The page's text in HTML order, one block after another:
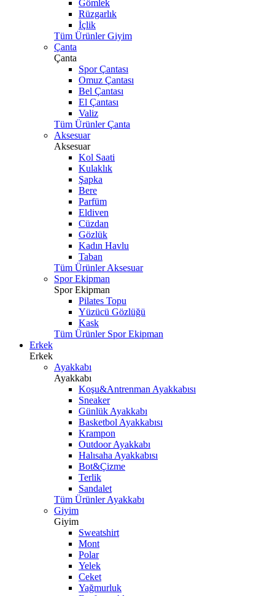
Gömlek
Rüzgarlık
İçlik
Tüm Ürünler Giyim
Çanta
Çanta
Spor Çantası
Omuz Çantası
Bel Çantası
El Çantası
Valiz
Tüm Ürünler Çanta
Aksesuar
Aksesuar
Kol Saati
Kulaklık
Şapka
Bere
Parfüm
Eldiven
Cüzdan
Gözlük
Kadın Havlu
Taban
Tüm Ürünler Aksesuar
Spor Ekipman
Spor Ekipman
Pilates Topu
Yüzücü Gözlüğü
Kask
Tüm Ürünler Spor Ekipman
Erkek
Erkek
Ayakkabı
Ayakkabı
Koşu&Antrenman Ayakkabısı
Sneaker
Günlük Ayakkabı
Basketbol Ayakkabısı
Krampon
Outdoor Ayakkabı
Halısaha Ayakkabısı
Bot&Çizme
Terlik
Sandalet
Tüm Ürünler Ayakkabı
Giyim
Giyim
Sweatshirt
Mont
Polar
Yelek
Ceket
Yağmurluk